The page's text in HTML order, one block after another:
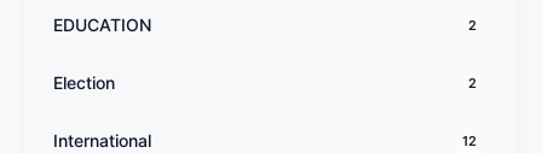
EDUCATION 2
Election 2
International 12